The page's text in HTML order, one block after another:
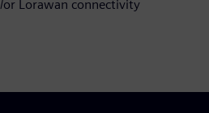
or Lorawan connectivity